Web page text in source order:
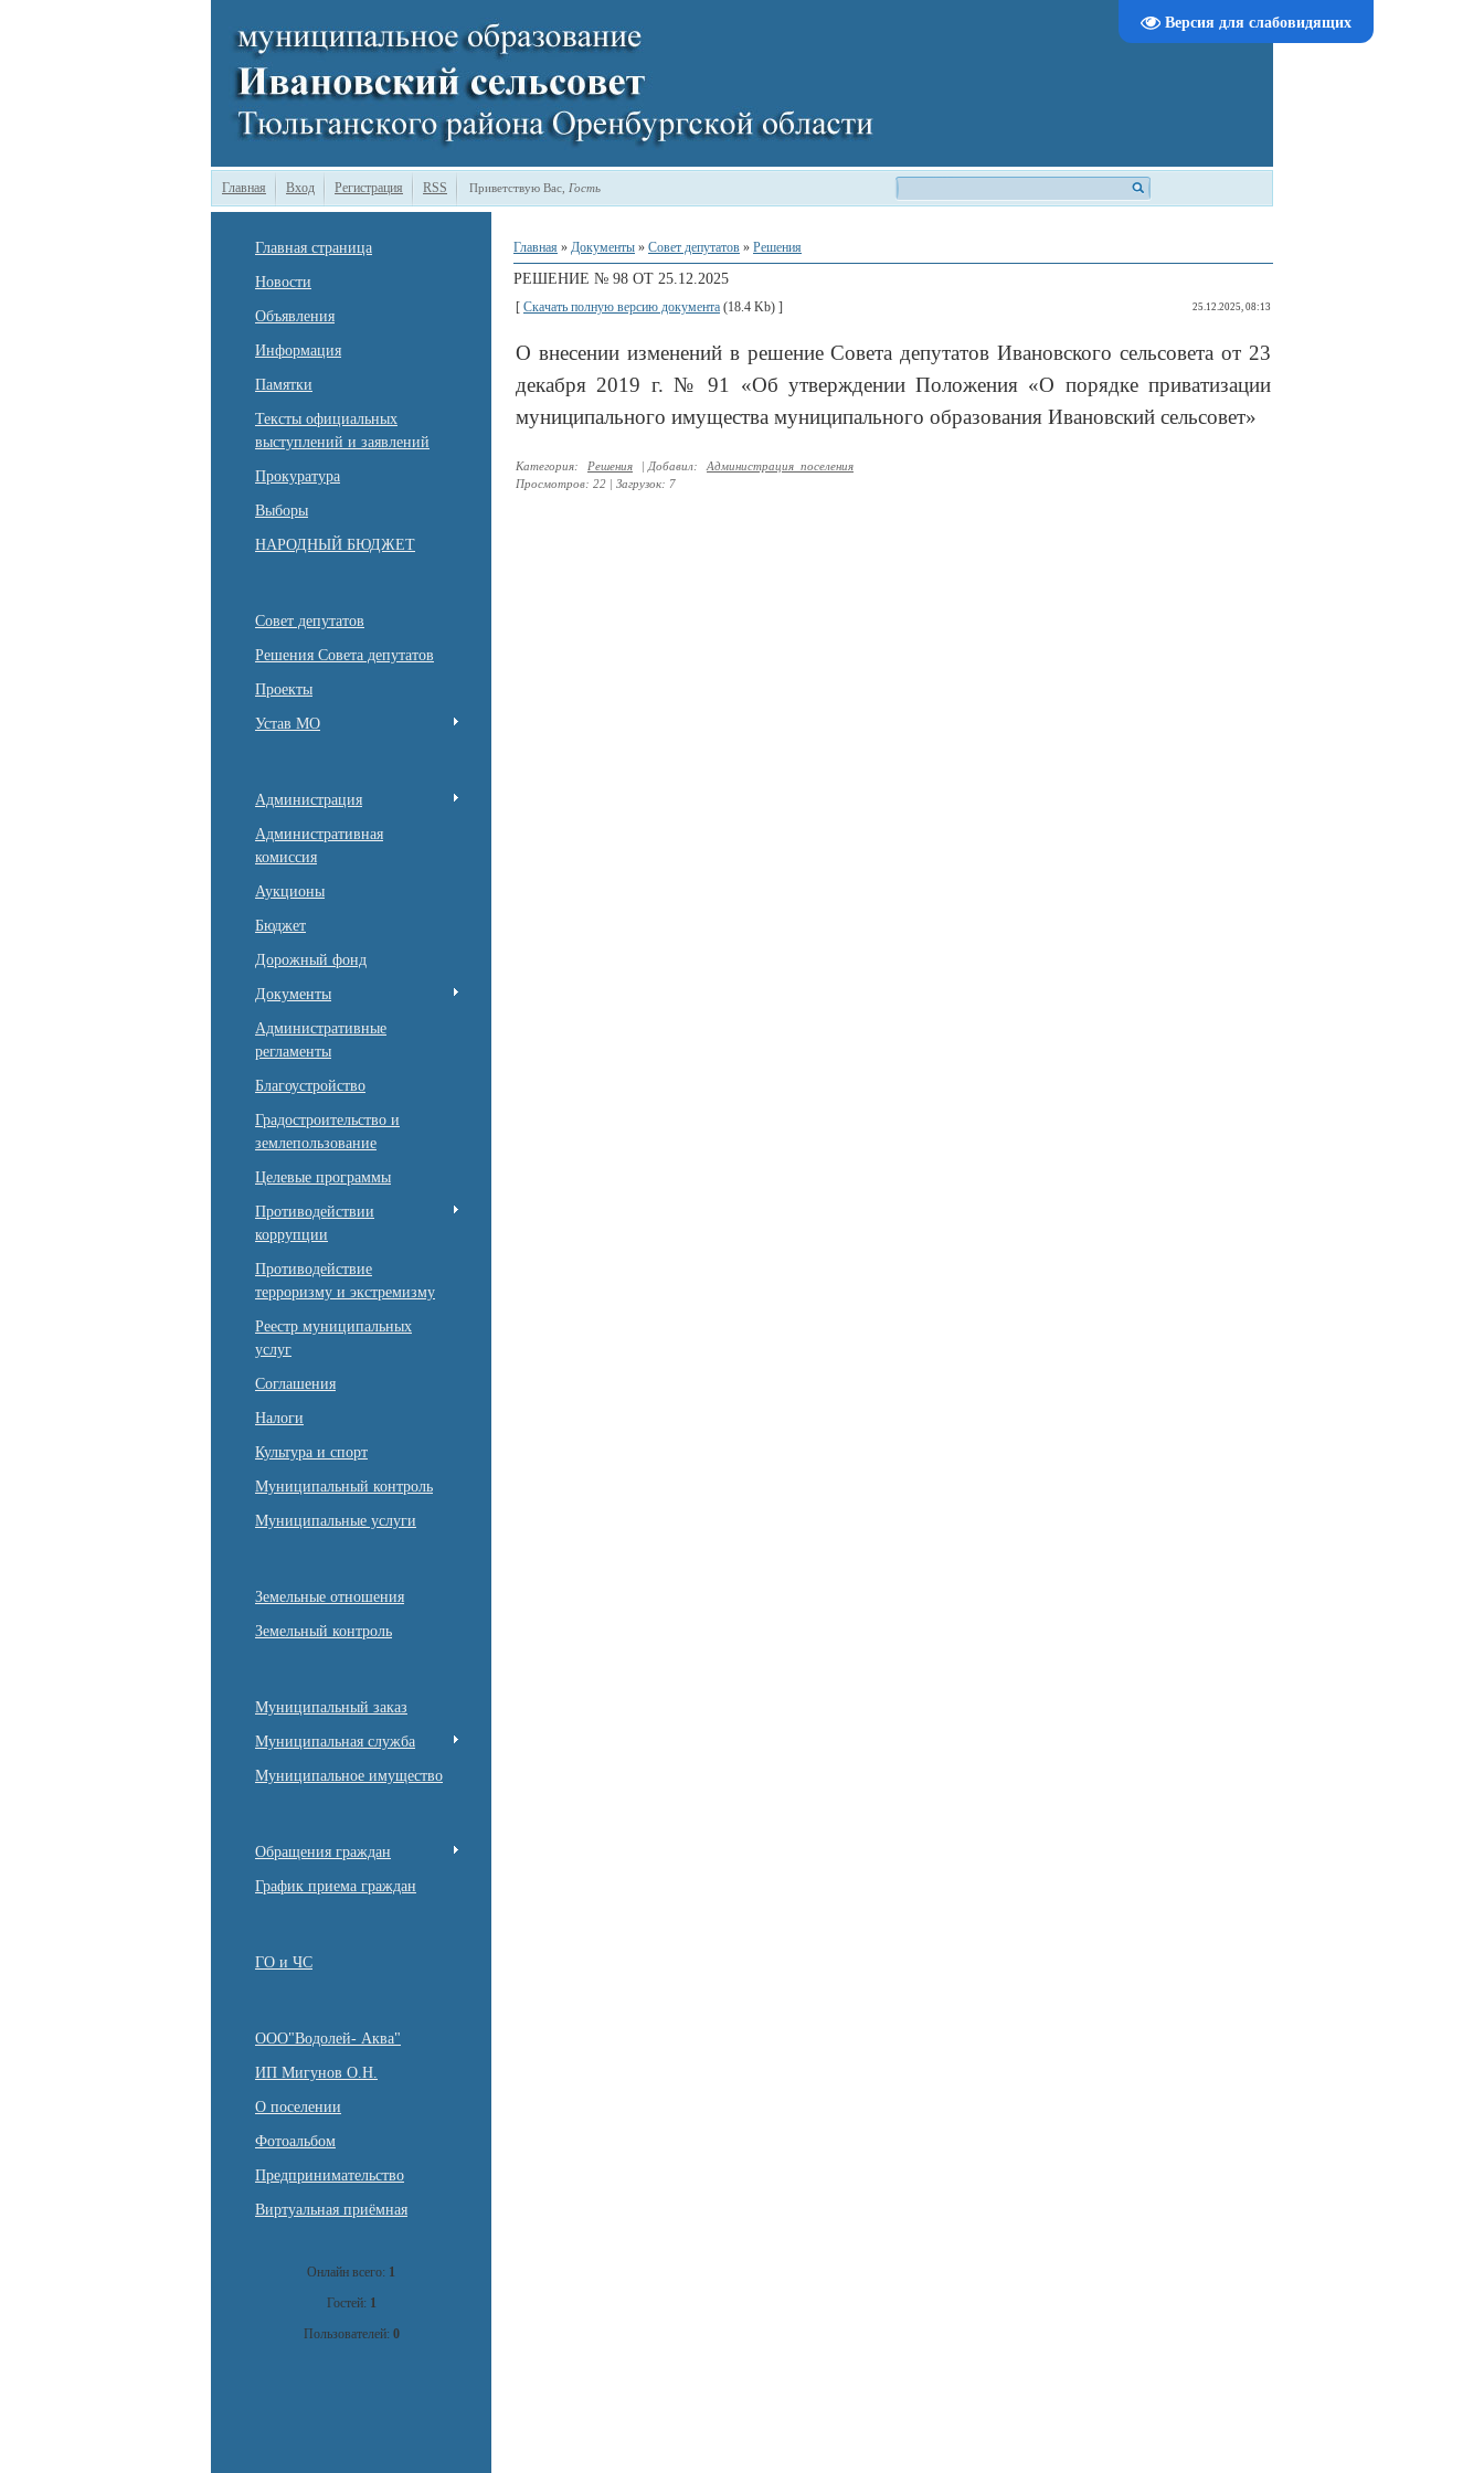
Версия для слабовидящих
Главная Вход Регистрация RSS Приветствую Вас Гость
Главная страница
Новости
Объявления
Информация
Памятки
Тексты официальных
выступлений и заявлений
Прокуратура
Выборы
НАРОДНЫЙ БЮДЖЕТ
Совет депутатов
Решения Совета депутатов
Проекты
Устав МО
Администрация
Административная
комиссия
Аукционы
Бюджет
Дорожный фонд
Документы
Административные
регламенты
Благоустройство
Градостроительство и
землепользование
Целевые программы
Противодействии
коррупции
Противодействие
терроризму и экстремизму
Реестр муниципальных
услуг
Соглашения
Налоги
Культура и спорт
Муниципальный контроль
Муниципальные услуги
Земельные отношения
Земельный контроль
Муниципальный заказ
Муниципальная служба
Муниципальное имущество
Обращения граждан
График приема граждан
ГО и ЧС
ООО"Водолей- Аква"
ИП Мигунов О.Н.
О поселении
Фотоальбом
Предпринимательство
Виртуальная приёмная
Онлайн всего: 1
Гостей: 1
Пользователей: 0
Главная » Документы » Совет депутатов » Решения
РЕШЕНИЕ № 98 ОТ 25.12.2025
[ Скачать полную версию документа (18.4 Kb) ] 25.12.2025, 08:13
О внесении изменений в решение Совета депутатов Ивановского сельсовета от 23
декабря 2019 г. № 91 «Об утверждении Положения «О порядке приватизации
муниципального имущества муниципального образования Ивановский сельсовет»
Категория: Решения | Добавил:
Администрация_поселения
Просмотров: 22 | Загрузок: 7